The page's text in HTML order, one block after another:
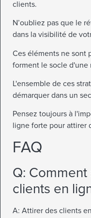
clients.
N’oubliez pas que le
dans la visibilité de
Ces éléments ne sont
forment le socle d'une
L'ensemble de ces
démarquer dans un
Pensez toujours à
ligne forte pour attirer
FAQ
Q:
clients en
A: Attirer des clients